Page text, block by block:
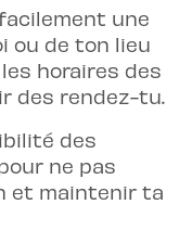
une
ou de ton lieu
horaires des
des rendez-tu.
des
ne pas
et maintenir ta